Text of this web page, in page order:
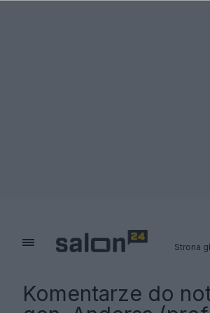
Strona
Komentarze do